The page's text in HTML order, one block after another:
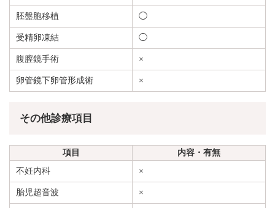
胚盤胞移植 ◯
受精卵凍結 ◯
腹膣鏡手術 ×
卵管鏡下卵管形成術 ×
その他診療項目
項目
内容・有無
不妊内科
×
胎児超音波 ×